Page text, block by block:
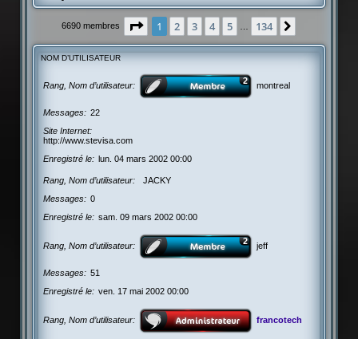
r
h
6690 membres Page 1sur134
1 2 3 4 5 … 134
NOM D’UTILISATEUR
Rang, Nom d’utilisateur montreal
Messages
22
Site Internet
http://www.stevisa.com
Enregistré le
lun. 04 mars 2002 00:00
Rang, Nom d’utilisateur
JACKY
Messages
0
Enregistré le
sam. 09 mars 2002 00:00
Rang, Nom d’utilisateur jeff
Messages
51
Enregistré le
ven. 17 mai 2002 00:00
Rang, Nom d’utilisateur francotech